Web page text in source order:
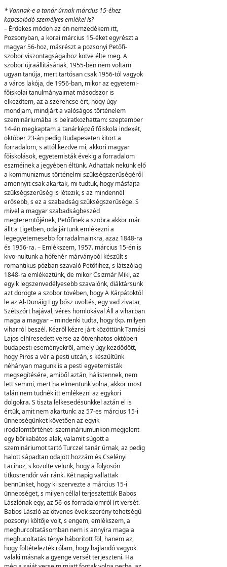
* Vannak-e a tanár úrnak március 15-éhez
kapcsolódó személyes emlékei is?
– Érdekes módon az én nemzedékem itt,
Pozsonyban, a korai március 15-éket egyrészt a
magyar 56-hoz, másrészt a pozsonyi Petőfi-
szobor viszontagságaihoz kötve élte meg. A
szobor újraállításának, 1955-ben nem voltam
ugyan tanúja, mert tartósan csak 1956-tól vagyok
a város lakója, de 1956-ban, mikor az egyetemi-
főiskolai tanulmányaimat másodszor is
elkezdtem, az a szerencse ért, hogy úgy
mondjam, mindjárt a valóságos történelem
szemináriumába is beíratkozhattam: szeptember
14-én megkaptam a tanárképző főiskola indexét,
október 23-án pedig Budapeseten kitört a
forradalom, s attól kezdve mi, akkori magyar
főiskolások, egyetemisták évekig a forradalom
eszméinek a jegyében éltünk. Adhattak nekünk elő
a kommunizmus történelmi szükségszerűségéről
amennyit csak akartak, mi tudtuk, hogy másfajta
szükségszerűség is létezik, s az mindennél
erősebb, s ez a szabadság szükségszerűsége. S
mivel a magyar szabadságbeszéd
megteremtőjének, Petőfinek a szobra akkor már
állt a Ligetben, oda jártunk emlékezni a
legegyetemesebb forradalmainkra, azaz 1848-ra
és 1956-ra. – Emlékszem, 1957. március 15-én is
kivo-nultunk a hófehér márványból készült s
romantikus pózban szavaló Petőfihez, s látszólag
1848-ra emlékeztünk, de mikor Csizmár Miki, az
egyik legszenvedélyesebb szavalónk, diáktársunk
azt dörögte a szobor tövében, hogy A Kárpátoktól
le az Al-Dunáig Egy bősz üvöltés, egy vad zivatar,
Szétszórt hajával, véres homlokával Áll a viharban
maga a magyar – mindenki tudta, hogy tkp. milyen
viharról beszél. Kézről kézre járt közöttünk Tamási
Lajos elhíresedett verse az ötvenhatos októberi
budapesti eseményekről, amely úgy kezdődött,
hogy Piros a vér a pesti utcán, s készültünk
néhányan magunk is a pesti egyetemisták
megsegítésére, amiből aztán, hálistennek, nem
lett semmi, mert ha elmentünk volna, akkor most
talán nem tudnék itt emlékezni az egykori
dolgokra. S tiszta lelkesedésünkkel aztán el is
értük, amit nem akartunk: az 57-es március 15-i
ünnepségünket követően az egyik
irodalomtörténeti szemináriumunkon megjelent
egy bőrkabátos alak, valamit súgott a
szemináriumot tartó Turczel tanár úrnak, az pedig
halott sápadtan odajött hozzám és Cselényi
Lacihoz, s közölte velünk, hogy a folyosón
titkosrendőr vár ránk. Két napig vallattak
bennünket, hogy ki szervezte a március 15-i
ünnepséget, s milyen céllal terjesztettük Babos
Lászlónak egy, az 56-os forradalomról írt versét.
Babos László az ötvenes évek szerény tehetségű
pozsonyi költője volt, s engem, emlékszem, a
meghurcoltatásomban nem is annyira maga a
meghucoltatás ténye háborított föl, hanem az,
hogy föltételezték rólam, hogy hajlandó vagyok
valaki másnak a gyenge versét terjeszteni. Ha